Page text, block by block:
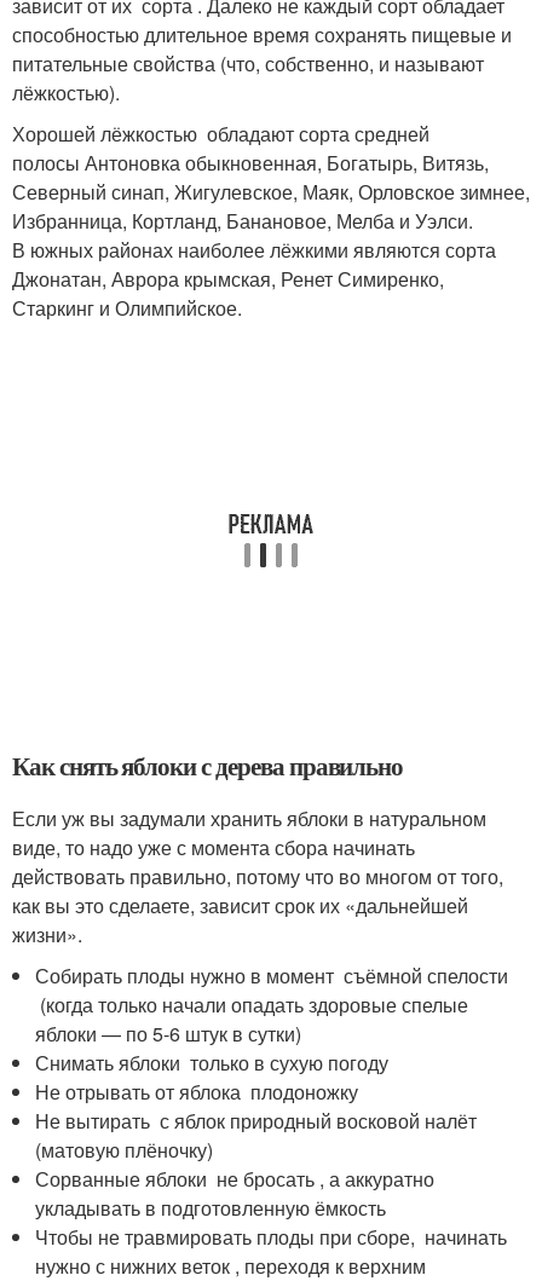
способностью длительное время сохранять пищевые и
питательные свойства (что, собственно, и называют
лёжкостью).
Хорошей лёжкостью обладают сорта средней
полосы Антоновка обыкновенная, Богатырь, Витязь,
Северный синап, Жигулевское, Маяк, Орловское зимнее,
Избранница, Кортланд, Банановое, Мелба и Уэлси.
В южных районах наиболее лёжкими являются сорта
Джонатан, Аврора крымская, Ренет Симиренко,
Старкинг и Олимпийское.
Как снять яблоки с дерева правильно
Если уж вы задумали хранить яблоки в натуральном
виде, то надо уже с момента сбора начинать
действовать правильно, потому что во многом от того,
как вы это сделаете, зависит срок их «дальнейшей
жизни».
Собирать плоды нужно в момент съёмной спелости
(когда только начали опадать здоровые спелые
яблоки — по 5-6 штук в сутки)
Снимать яблоки только в сухую погоду
Не отрывать от яблока плодоножку
Не вытирать с яблок природный восковой налёт
(матовую плёночку)
Сорванные яблоки не бросать , а аккуратно
укладывать в подготовленную ёмкость
Чтобы не травмировать плоды при сборе, начинать
нужно с нижних веток , переходя к верхним